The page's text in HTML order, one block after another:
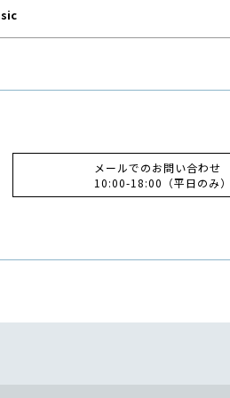
メールでのお問い合わせ
10:00-18:00（平日のみ